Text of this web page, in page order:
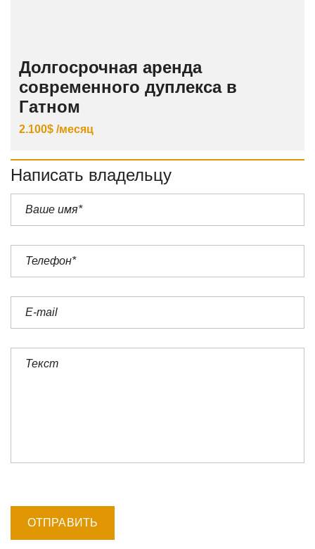
Долгосрочная аренда
современного дуплекса в
Гатном
2.100$ /месяц
Написать владельцу